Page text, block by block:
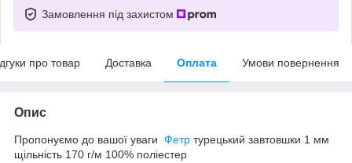
Замовлення під захистом
про товар Доставка Оплата Умови повернення
Опис
Пропонуємо до вашої уваги Фетр турецький завтовшки 1 мм
щільність 170 г/м 100% поліестер